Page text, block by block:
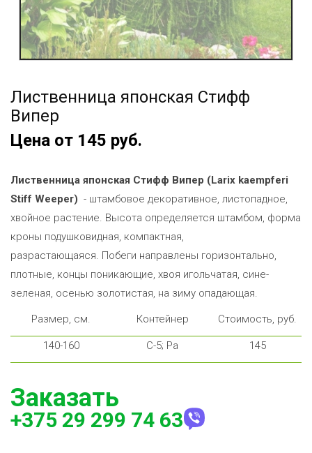
Лиственница японская Стифф
Випер
Цена от 145 руб.
Лиственница японская Стифф Випер (Larix kaempferi
Stiff Weeper) - штамбовое декоративное, листопадное,
хвойное растение. Высота определяется штамбом, форма
кроны подушковидная, компактная,
разрастающаяся. Побеги направлены горизонтально,
плотные, концы поникающие, хвоя игольчатая, сине-
зеленая, осенью золотистая, на зиму опадающая.
Размер, см. Контейнер Стоимость, руб.
140-160 С-5; Ра 145
Заказать
+375 29 299 74 63